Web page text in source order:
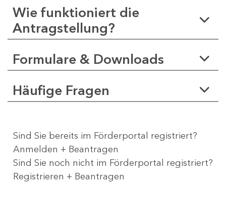
Wie funktioniert die
Antragstellung?
Formulare & Downloads
Häufige Fragen
Sind Sie bereits im Förderportal registriert?
Anmelden + Beantragen
Sind Sie noch nicht im Förderportal registriert?
Registrieren + Beantragen